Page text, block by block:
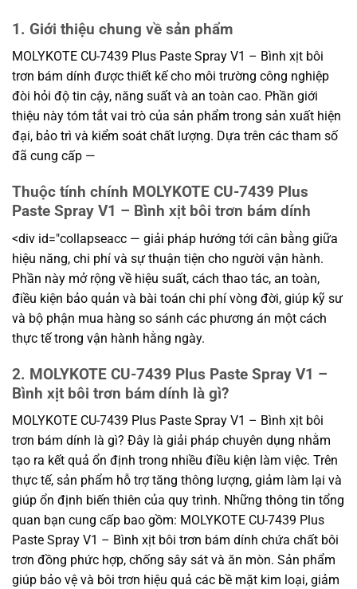
1. Giới thiệu chung về sản phẩm
MOLYKOTE CU-7439 Plus Paste Spray V1 – Bình xịt bôi
trơn bám dính được thiết kế cho môi trường công nghiệp
đòi hỏi độ tin cậy, năng suất và an toàn cao. Phần giới
thiệu này tóm tắt vai trò của sản phẩm trong sản xuất hiện
đại, bảo trì và kiểm soát chất lượng. Dựa trên các tham số
đã cung cấp —
Thuộc tính chính MOLYKOTE CU-7439 Plus
Paste Spray V1 – Bình xịt bôi trơn bám dính
<div id="collapseacc — giải pháp hướng tới cân bằng giữa
hiệu năng, chi phí và sự thuận tiện cho người vận hành.
Phần này mở rộng về hiệu suất, cách thao tác, an toàn,
điều kiện bảo quản và bài toán chi phí vòng đời, giúp kỹ sư
và bộ phận mua hàng so sánh các phương án một cách
thực tế trong vận hành hằng ngày.
2. MOLYKOTE CU-7439 Plus Paste Spray V1 –
Bình xịt bôi trơn bám dính là gì?
MOLYKOTE CU-7439 Plus Paste Spray V1 – Bình xịt bôi
trơn bám dính là gì? Đây là giải pháp chuyên dụng nhằm
tạo ra kết quả ổn định trong nhiều điều kiện làm việc. Trên
thực tế, sản phẩm hỗ trợ tăng thông lượng, giảm làm lại và
giúp ổn định biến thiên của quy trình. Những thông tin tổng
quan bạn cung cấp bao gồm: MOLYKOTE CU-7439 Plus
Paste Spray V1 – Bình xịt bôi trơn bám dính chứa chất bôi
trơn đồng phức hợp, chống sây sát và ăn mòn. Sản phẩm
giúp bảo vệ và bôi trơn hiệu quả các bề mặt kim loại, giảm